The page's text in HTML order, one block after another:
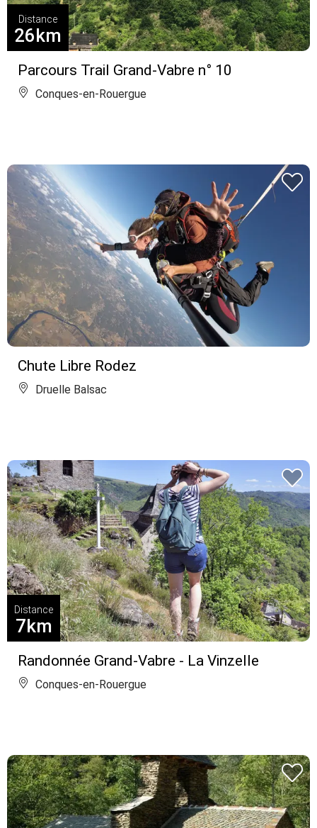
Parcours Trail Grand-Vabre n° 10
Distance
26km
Conques-en-Rouergue
Chute Libre Rodez
Druelle Balsac
Randonnée Grand-Vabre - La Vinzelle
Distance
7km
Conques-en-Rouergue